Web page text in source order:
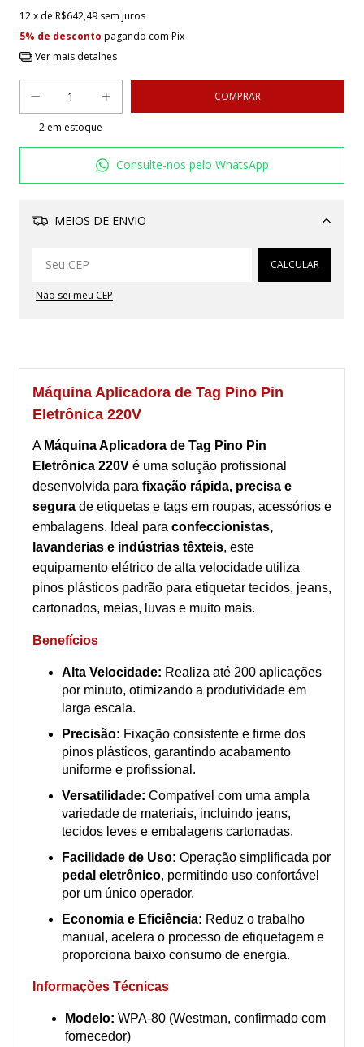
12x de R$642,49 sem juros
5% de desconto pagando com Pix
Ver mais detalhes
2 em estoque
Consulte-nos pelo WhatsApp
MEIOS DE ENVIO
Alterar CEP
CALCULAR
Não sei meu CEP
Máquina Aplicadora de Tag Pino Pin
Eletrônica 220V
A Máquina Aplicadora de Tag Pino Pin
Eletrônica 220V é uma solução profissional
desenvolvida para fixação rápida, precisa e
segura de etiquetas e tags em roupas, acessórios e
embalagens. Ideal para confeccionistas,
lavanderias e indústrias têxteis, este
equipamento elétrico de alta velocidade utiliza
pinos plásticos padrão para etiquetar tecidos, jeans,
cartonados, meias, luvas e muito mais.
Benefícios
Alta Velocidade: Realiza até 200 aplicações
por minuto, otimizando a produtividade em
larga escala.
Precisão: Fixação consistente e firme dos
pinos plásticos, garantindo acabamento
uniforme e profissional.
Versatilidade: Compatível com uma ampla
variedade de materiais, incluindo jeans,
tecidos leves e embalagens cartonadas.
Facilidade de Uso: Operação simplificada por
pedal eletrônico, permitindo uso confortável
por um único operador.
Economia e Eficiência: Reduz o trabalho
manual, acelera o processo de etiquetagem e
proporciona baixo consumo de energia.
Informações Técnicas
Modelo: WPA-80 (Westman, confirmado com
fornecedor)